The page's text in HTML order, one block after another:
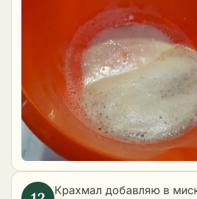
Крахмал добавляю в